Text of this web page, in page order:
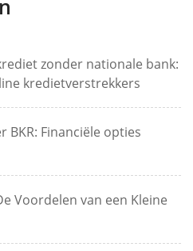
zonder nationale bank:
kredietverstrekkers
BKR: Financiële opties
Voordelen van een Kleine